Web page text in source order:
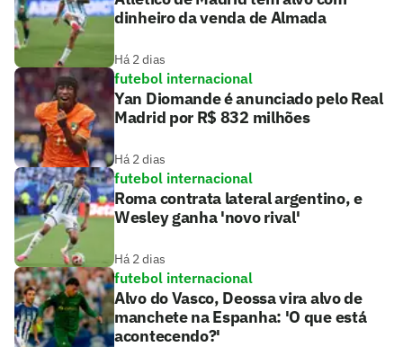
dinheiro da venda de Almada
Há 2 dias
futebol internacional
Yan Diomande é anunciado pelo Real
Madrid por R$ 832 milhões
Há 2 dias
futebol internacional
Roma contrata lateral argentino, e
Wesley ganha 'novo rival'
Há 2 dias
futebol internacional
Alvo do Vasco, Deossa vira alvo de
manchete na Espanha: 'O que está
acontecendo?'